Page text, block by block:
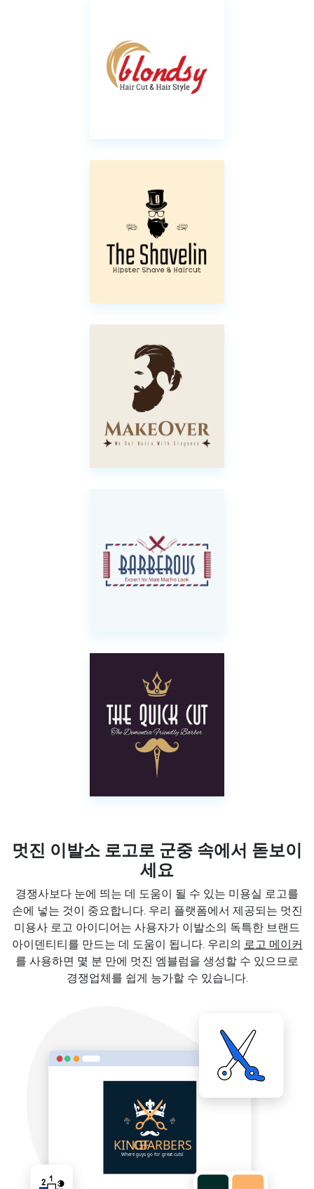
멋진 이발소 로고로 군중 속에서 돋보이
세요
경쟁사보다 눈에 띄는 데 도움이 될 수 있는 미용실 로고를
손에 넣는 것이 중요합니다. 우리 플랫폼에서 제공되는 멋진
미용사 로고 아이디어는 사용자가 이발소의 독특한 브랜드
아이덴티티를 만드는 데 도움이 됩니다. 우리의 로고 메이커
를 사용하면 몇 분 만에 멋진 엠블럼을 생성할 수 있으므로
경쟁업체를 쉽게 능가할 수 있습니다.